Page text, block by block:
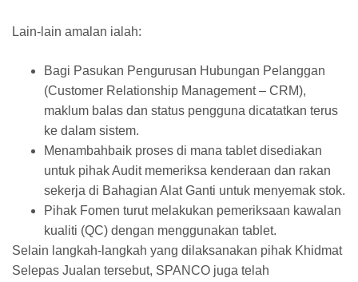
Lain-lain amalan ialah:
Bagi Pasukan Pengurusan Hubungan Pelanggan
(Customer Relationship Management – CRM),
maklum balas dan status pengguna dicatatkan terus
ke dalam sistem.
Menambahbaik proses di mana tablet disediakan
untuk pihak Audit memeriksa kenderaan dan rakan
sekerja di Bahagian Alat Ganti untuk menyemak stok.
Pihak Fomen turut melakukan pemeriksaan kawalan
kualiti (QC) dengan menggunakan tablet.
Selain langkah-langkah yang dilaksanakan pihak Khidmat
Selepas Jualan tersebut, SPANCO juga telah